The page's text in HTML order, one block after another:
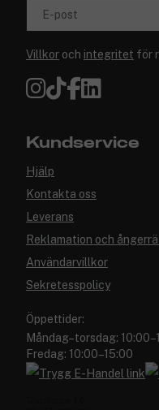
E-post
Villkor och integritet för
Kundservice
Hjälp
Kontakta oss
Leverans
Reklamation och
Användarvillkor
Sekretesspolicy
Öppettider:
Måndag–torsdag:
Fredag: 10:00–15:00